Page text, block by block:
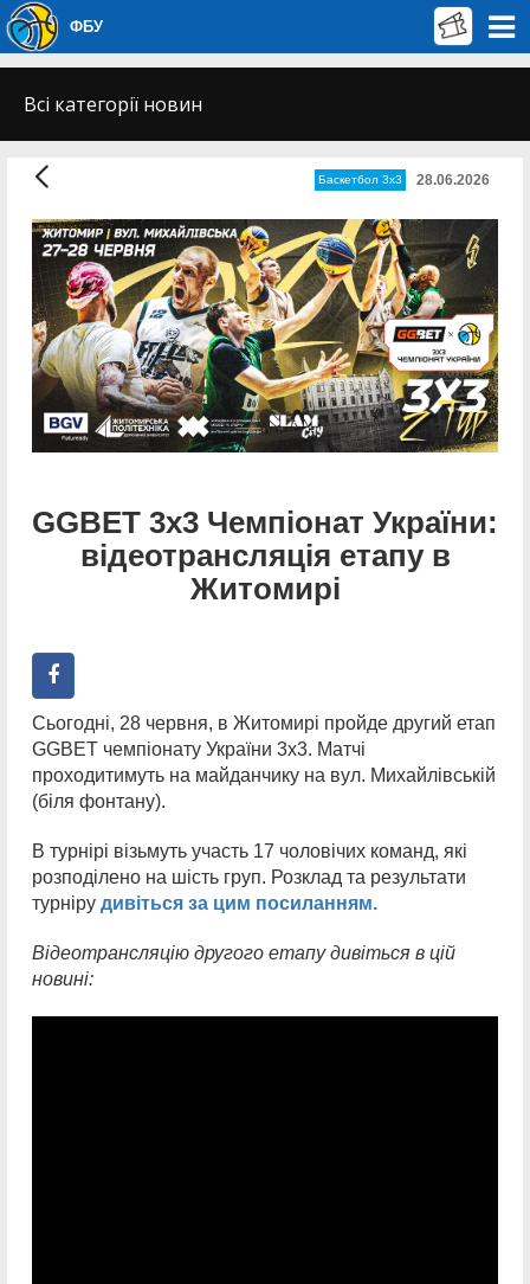
ФБУ
Всі категорії новин
Баскетбол 3х3 28.06.2026
GGBET 3х3 Чемпіонат України:
відеотрансляція етапу в
Житомирі
Сьогодні, 28 червня, в Житомирі пройде другий етап
GGBET чемпіонату України 3х3. Матчі
проходитимуть на майданчику на вул. Михайлівській
(біля фонтану).
В турнірі візьмуть участь 17 чоловічих команд, які
розподілено на шість груп. Розклад та результати
турніру дивіться за цим посиланням.
Відеотрансляцію другого етапу дивіться в цій
новині: